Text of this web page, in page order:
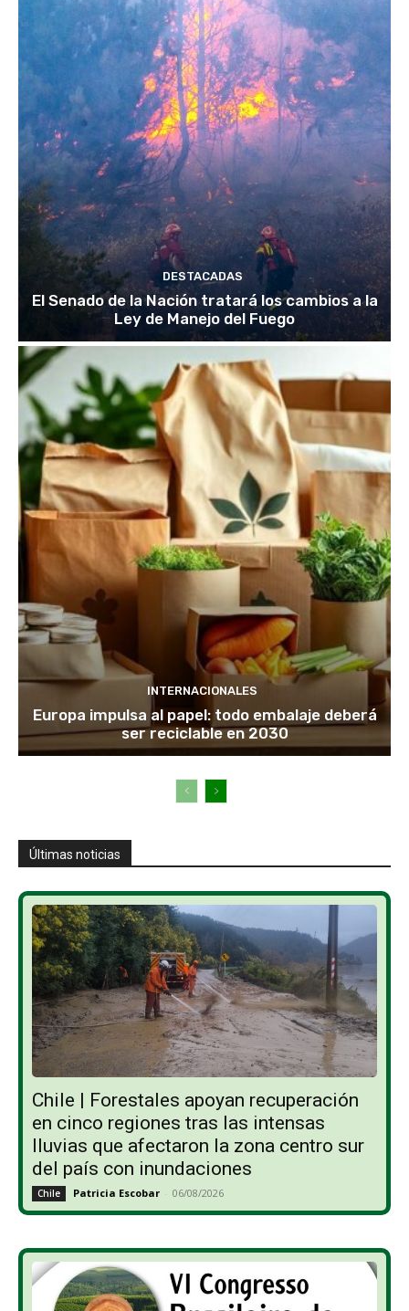
DESTACADAS
El Senado de la Nación tratará los cambios a la
Ley de Manejo del Fuego
INTERNACIONALES
Europa impulsa al papel: todo embalaje deberá
ser reciclable en 2030
Últimas noticias
Chile | Forestales apoyan recuperación
en cinco regiones tras las intensas
lluvias que afectaron la zona centro sur
del país con inundaciones
Chile Patricia Escobar - 06/08/2026